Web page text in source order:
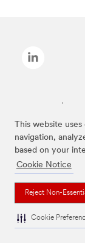
This website
navigation,
based on your
Cookie Notice
Reject Non-
Cookie
Las